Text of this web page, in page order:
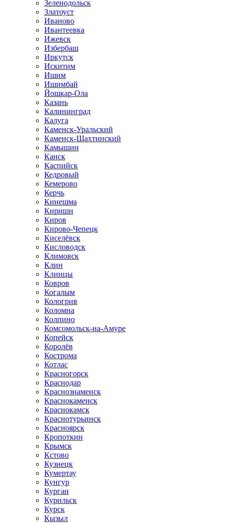
Зеленодольск
Златоуст
Иваново
Ивантеевка
Ижевск
Избербаш
Иркутск
Искитим
Ишим
Ишимбай
Йошкар-Ола
Казань
Калининград
Калуга
Каменск-Уральский
Каменск-Шахтинский
Камышин
Канск
Каспийск
Кедровый
Кемерово
Керчь
Кинешма
Кириши
Киров
Кирово-Чепецк
Киселёвск
Кисловодск
Климовск
Клин
Клинцы
Ковров
Когалым
Кологрив
Коломна
Колпино
Комсомольск-на-Амуре
Копейск
Королёв
Кострома
Котлас
Красногорск
Краснодар
Краснознаменск
Краснокаменск
Краснокамск
Краснотурьинск
Красноярск
Кропоткин
Крымск
Кстово
Кузнецк
Кумертау
Кунгур
Курган
Курильск
Курск
Кызыл